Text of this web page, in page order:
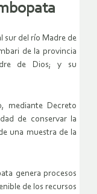
sur del río Madre de
de la provincia
de Dios; y su
mediante Decreto
de conservar la
una muestra de la
genera procesos
de los recursos